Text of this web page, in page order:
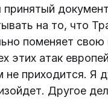
принятый
на то, что
поменяет свою
этих атак
не приходится. Я
Другое